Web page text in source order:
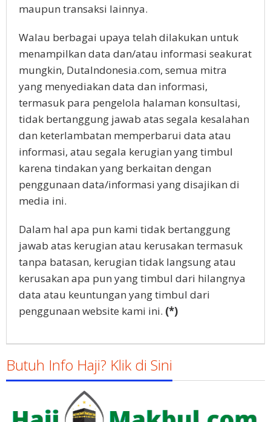
maupun transaksi lainnya.
Walau berbagai upaya telah dilakukan untuk
menampilkan data dan/atau informasi seakurat
mungkin, DutaIndonesia.com, semua mitra
yang menyediakan data dan informasi,
termasuk para pengelola halaman konsultasi,
tidak bertanggung jawab atas segala kesalahan
dan keterlambatan memperbarui data atau
informasi, atau segala kerugian yang timbul
karena tindakan yang berkaitan dengan
penggunaan data/informasi yang disajikan di
media ini.
Dalam hal apa pun kami tidak bertanggung
jawab atas kerugian atau kerusakan termasuk
tanpa batasan, kerugian tidak langsung atau
kerusakan apa pun yang timbul dari hilangnya
data atau keuntungan yang timbul dari
penggunaan website kami ini. (*)
Butuh Info Haji? Klik di Sini